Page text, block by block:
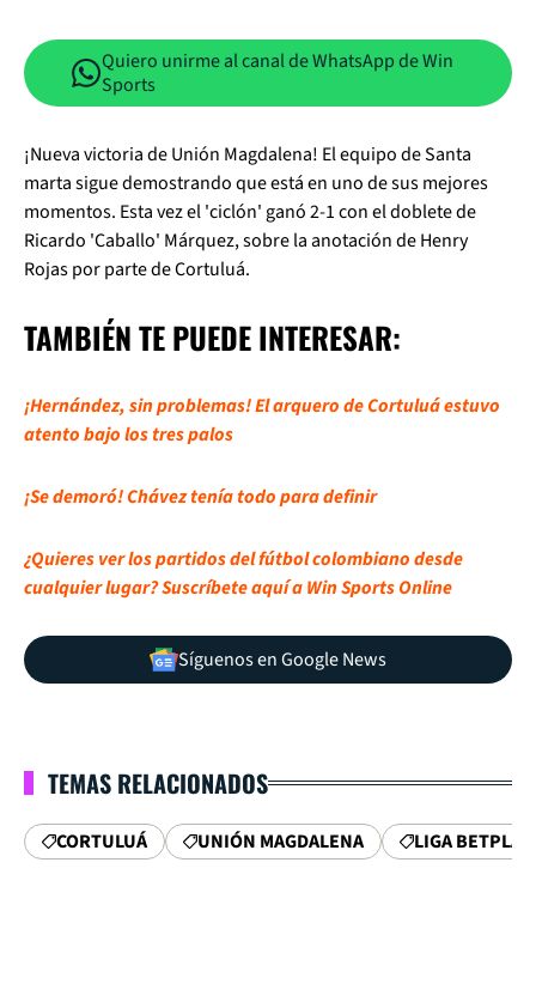
Quiero unirme al canal de WhatsApp de Win
Sports
¡Nueva victoria de Unión Magdalena! El equipo de Santa
marta sigue demostrando que está en uno de sus mejores
momentos. Esta vez el 'ciclón' ganó 2-1 con el doblete de
Ricardo 'Caballo' Márquez, sobre la anotación de Henry
Rojas por parte de Cortuluá.
TAMBIÉN TE PUEDE INTERESAR:
¡Hernández, sin problemas! El arquero de Cortuluá estuvo
atento bajo los tres palos
¡Se demoró! Chávez tenía todo para definir
¿Quieres ver los partidos del fútbol colombiano desde
cualquier lugar? Suscríbete aquí a Win Sports Online
Síguenos en Google News
TEMAS RELACIONADOS
CORTULUÁ UNIÓN MAGDALENA LIGA BETPLAY